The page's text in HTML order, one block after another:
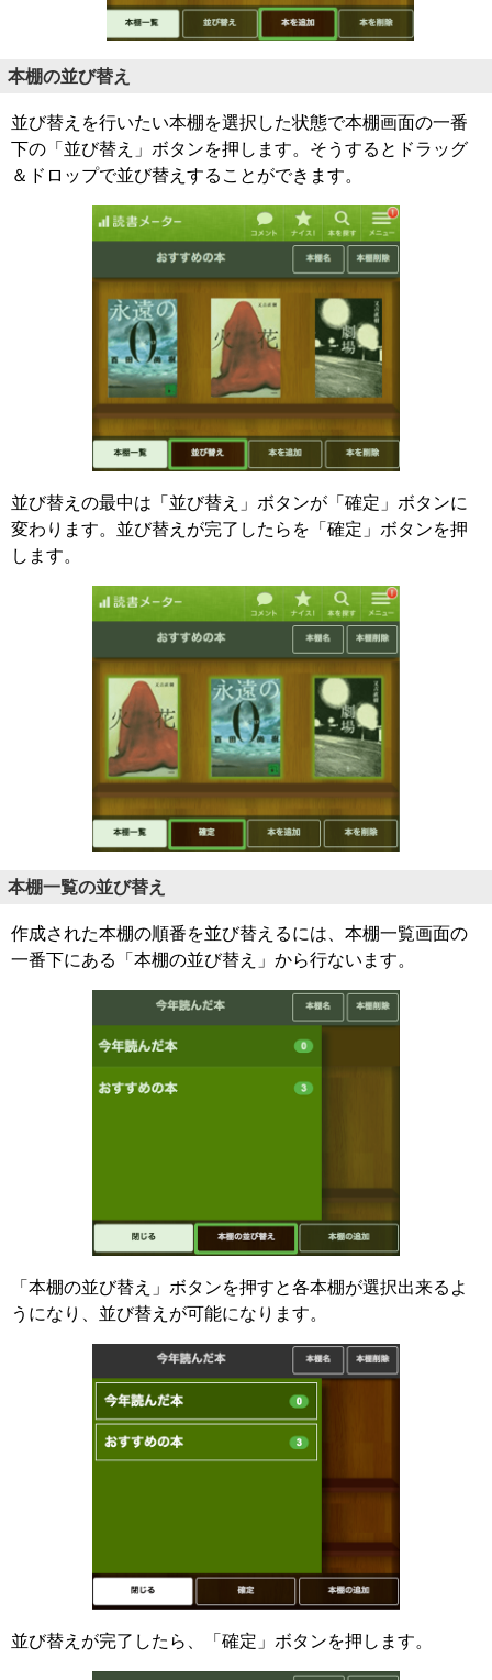
本棚の並び替え
並び替えを行いたい本棚を選択した状態で本棚画面の一番
下の「並び替え」ボタンを押します。そうするとドラッグ
＆ドロップで並び替えすることができます。
並び替えの最中は「並び替え」ボタンが「確定」ボタンに
変わります。並び替えが完了したらを「確定」ボタンを押
します。
本棚一覧の並び替え
作成された本棚の順番を並び替えるには、本棚一覧画面の
一番下にある「本棚の並び替え」から行ないます。
「本棚の並び替え」ボタンを押すと各本棚が選択出来るよ
うになり、並び替えが可能になります。
並び替えが完了したら、「確定」ボタンを押します。